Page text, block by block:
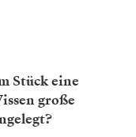
Stück eine
große